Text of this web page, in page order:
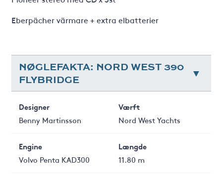
Eberpächer värmare + extra elbatterier
NØGLEFAKTA: NORD WEST 390
FLYBRIDGE
Designer
Benny Martinsson
Værft
Nord West Yachts
Engine
Volvo Penta KAD300
Længde
11.80 m